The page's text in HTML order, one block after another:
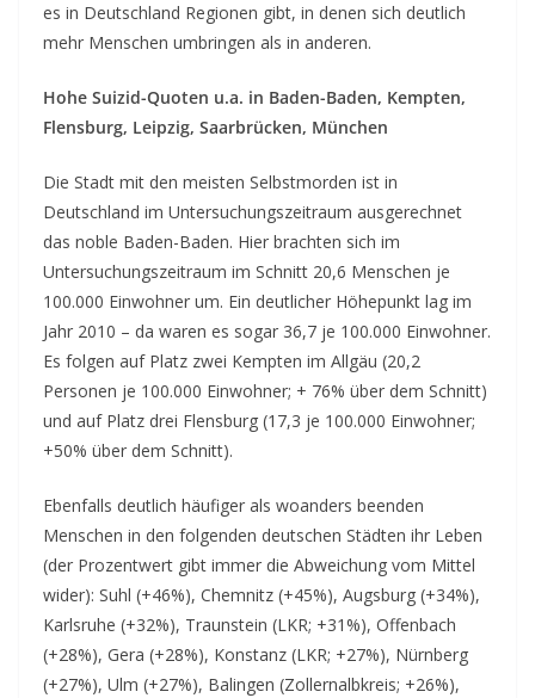
es in Deutschland Regionen gibt, in denen sich deutlich
mehr Menschen umbringen als in anderen.
Hohe Suizid-Quoten u.a. in Baden-Baden, Kempten,
Flensburg, Leipzig, Saarbrücken, München
Die Stadt mit den meisten Selbstmorden ist in
Deutschland im Untersuchungszeitraum ausgerechnet
das noble Baden-Baden. Hier brachten sich im
Untersuchungszeitraum im Schnitt 20,6 Menschen je
100.000 Einwohner um. Ein deutlicher Höhepunkt lag im
Jahr 2010 – da waren es sogar 36,7 je 100.000 Einwohner.
Es folgen auf Platz zwei Kempten im Allgäu (20,2
Personen je 100.000 Einwohner; + 76% über dem Schnitt)
und auf Platz drei Flensburg (17,3 je 100.000 Einwohner;
+50% über dem Schnitt).
Ebenfalls deutlich häufiger als woanders beenden
Menschen in den folgenden deutschen Städten ihr Leben
(der Prozentwert gibt immer die Abweichung vom Mittel
wider): Suhl (+46%), Chemnitz (+45%), Augsburg (+34%),
Karlsruhe (+32%), Traunstein (LKR; +31%), Offenbach
(+28%), Gera (+28%), Konstanz (LKR; +27%), Nürnberg
(+27%), Ulm (+27%), Balingen (Zollernalbkreis; +26%),